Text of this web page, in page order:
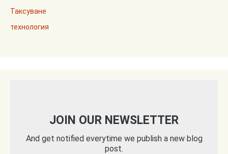
Таксуване
технология
JOIN OUR NEWSLETTER
And get notified everytime we publish a new blog
post.